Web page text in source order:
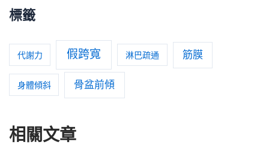
標籤
代謝力 假跨寬 淋巴疏通 筋膜
身體傾斜 骨盆前傾
相關文章